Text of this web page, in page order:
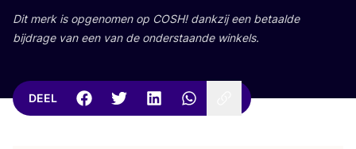
Dit merk is opge­no­men op COSH! dank­zij een betaal­de
bij­dra­ge van een van de onder­staan­de winkels.
DEEL